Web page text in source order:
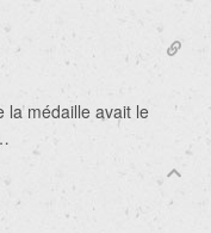
la médaille avait le